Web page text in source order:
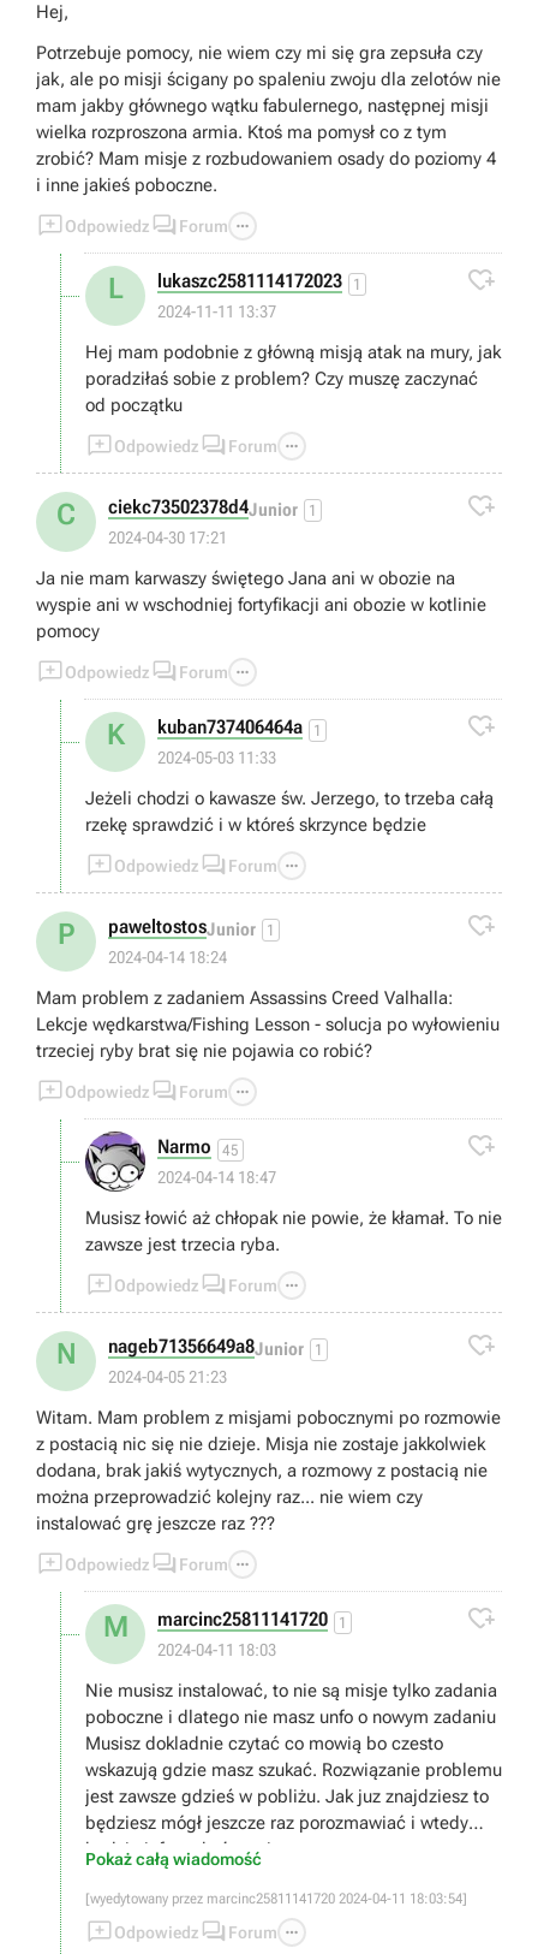
Hej,
Potrzebuje pomocy, nie wiem czy mi się gra zepsuła czy
jak, ale po misji ścigany po spaleniu zwoju dla zelotów nie
mam jakby głównego wątku fabulernego, następnej misji
wielka rozproszona armia. Ktoś ma pomysł co z tym
zrobić? Mam misje z rozbudowaniem osady do poziomy 4
i inne jakieś poboczne.
Odpowiedz  Forum 
L lukaszc2581114172023 1
2024-11-11 13:37

Hej mam podobnie z główną misją atak na mury, jak
poradziłaś sobie z problem? Czy muszę zaczynać
od początku
Odpowiedz  Forum 
C ciekc73502378d4Junior 1
2024-04-30 17:21

Ja nie mam karwaszy świętego Jana ani w obozie na
wyspie ani w wschodniej fortyfikacji ani obozie w kotlinie
pomocy
Odpowiedz  Forum 
K kuban737406464a 1
2024-05-03 11:33

Jeżeli chodzi o kawasze św. Jerzego, to trzeba całą
rzekę sprawdzić i w któreś skrzynce będzie
Odpowiedz  Forum 
P paweltostosJunior 1
2024-04-14 18:24

Mam problem z zadaniem Assassins Creed Valhalla:
Lekcje wędkarstwa/Fishing Lesson - solucja po wyłowieniu
trzeciej ryby brat się nie pojawia co robić?
Odpowiedz  Forum 
Narmo 45
2024-04-14 18:47

Musisz łowić aż chłopak nie powie, że kłamał. To nie
zawsze jest trzecia ryba.
Odpowiedz  Forum 
N nageb71356649a8Junior 1
2024-04-05 21:23

Witam. Mam problem z misjami pobocznymi po rozmowie
z postacią nic się nie dzieje. Misja nie zostaje jakkolwiek
dodana, brak jakiś wytycznych, a rozmowy z postacią nie
można przeprowadzić kolejny raz... nie wiem czy
instalować grę jeszcze raz ???
Odpowiedz  Forum 
M marcinc25811141720 1
2024-04-11 18:03

Nie musisz instalować, to nie są misje tylko zadania
poboczne i dlatego nie masz unfo o nowym zadaniu
Musisz dokladnie czytać co mowią bo czesto
wskazują gdzie masz szukać. Rozwiązanie problemu
jest zawsze gdzieś w pobliżu. Jak juz znajdziesz to
będziesz mógł jeszcze raz porozmawiać i wtedy
będzie info o ukończeniu.
Pokaż całą wiadomość
[wyedytowany przez marcinc25811141720 2024-04-11 18:03:54]
Odpowiedz  Forum 